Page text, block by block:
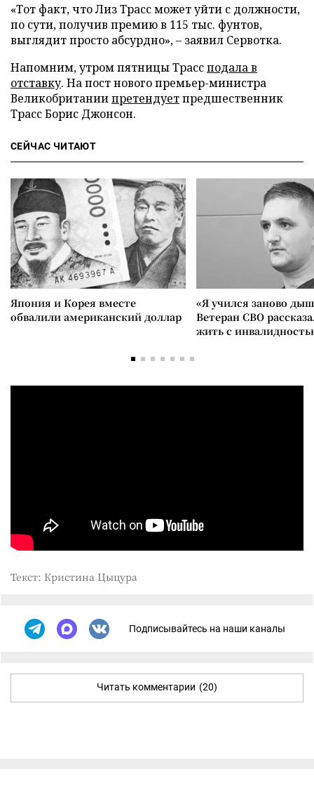
«Тот факт, что Лиз Трасс может уйти с должности,
по сути, получив премию в 115 тыс. фунтов,
выглядит просто абсурдно», – заявил Сервотка.
Напомним, утром пятницы Трассподала в
отставку. На пост нового премьер-министра
Великобританиипретендуетпредшественник
Трасс Борис Джонсон.
СЕЙЧАС ЧИТАЮТ
Япония и Корея вместе
обвалили американский доллар
«Я учился заново
Ветеран СВО
жить с
Текст: Кристина Цыцура
Подписывайтесь на наши каналы
Читать комментарии (20)